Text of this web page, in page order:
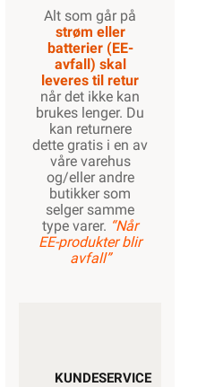
Alt som går på
strøm eller
batterier (EE-
avfall) skal
leveres til retur
når det ikke kan
brukes lenger. Du
kan returnere
dette gratis i en av
våre varehus
og/eller andre
butikker som
selger samme
type varer. “Når
EE-produkter blir
avfall”
KUNDESERVICE